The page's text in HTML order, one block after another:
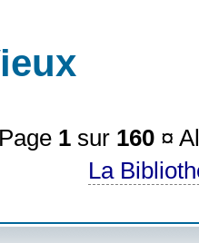
Page 1 sur 160 ¤
La